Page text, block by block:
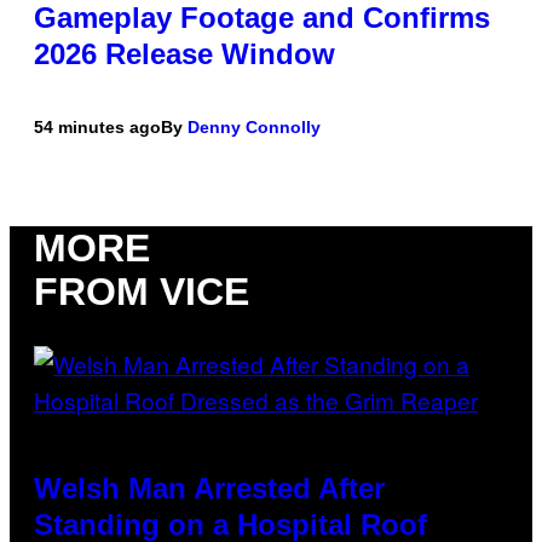
Gameplay Footage and Confirms
2026 Release Window
54 minutes agoBy Denny Connolly
MORE
FROM VICE
Welsh Man Arrested After
Standing on a Hospital Roof